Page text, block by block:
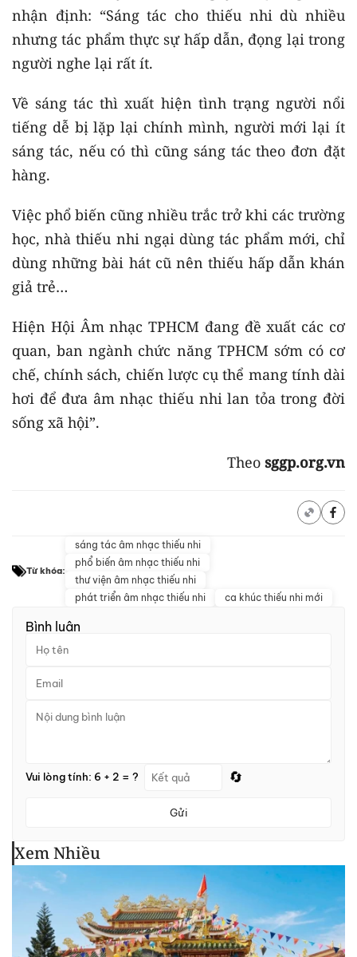
nhận định: “Sáng tác cho thiếu nhi dù nhiều
nhưng tác phẩm thực sự hấp dẫn, đọng lại trong
người nghe lại rất ít.
Về sáng tác thì xuất hiện tình trạng người nổi
tiếng dễ bị lặp lại chính mình, người mới lại ít
sáng tác, nếu có thì cũng sáng tác theo đơn đặt
hàng.
Việc phổ biến cũng nhiều trắc trở khi các trường
học, nhà thiếu nhi ngại dùng tác phẩm mới, chỉ
dùng những bài hát cũ nên thiếu hấp dẫn khán
giả trẻ…
Hiện Hội Âm nhạc TPHCM đang đề xuất các cơ
quan, ban ngành chức năng TPHCM sớm có cơ
chế, chính sách, chiến lược cụ thể mang tính dài
hơi để đưa âm nhạc thiếu nhi lan tỏa trong đời
sống xã hội”.
Theo sggp.org.vn
Từ khóa:
sáng tác âm nhạc thiếu nhi
phổ biến âm nhạc thiếu nhi
thư viện âm nhạc thiếu nhi
phát triển âm nhạc thiếu nhi
ca khúc thiếu nhi mới
Bình luận
Vui lòng tính: 6 + 2 = ? 🔄
Gửi
Xem Nhiều